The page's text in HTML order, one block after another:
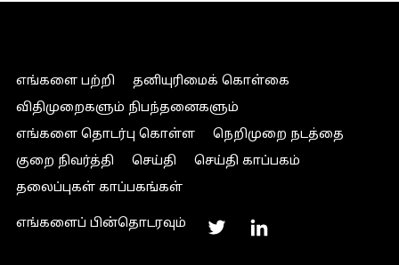
எங்களை பற்றி
தனியுரிமைக் கொள்கை
விதிமுறைகளும் நிபந்தனைகளும்
எங்களை தொடர்பு கொள்ள
நெறிமுறை நடத்தை
குறை நிவர்த்தி
செய்தி
செய்தி காப்பகம்
தலைப்புகள் காப்பகங்கள்
எங்களைப் பின்தொடரவும்